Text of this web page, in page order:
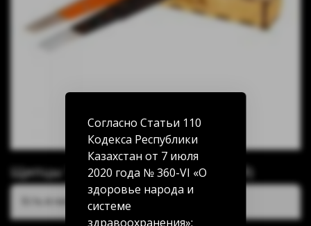
Щипцы Tortuga Техно (оранжевый)
Есть в наличии:
Согласно Статьи 110
Кодекса Республики
Казахстан от 7 июля
2020 года № 360-VI «О
здоровье народа и
системе
здравоохранения»: